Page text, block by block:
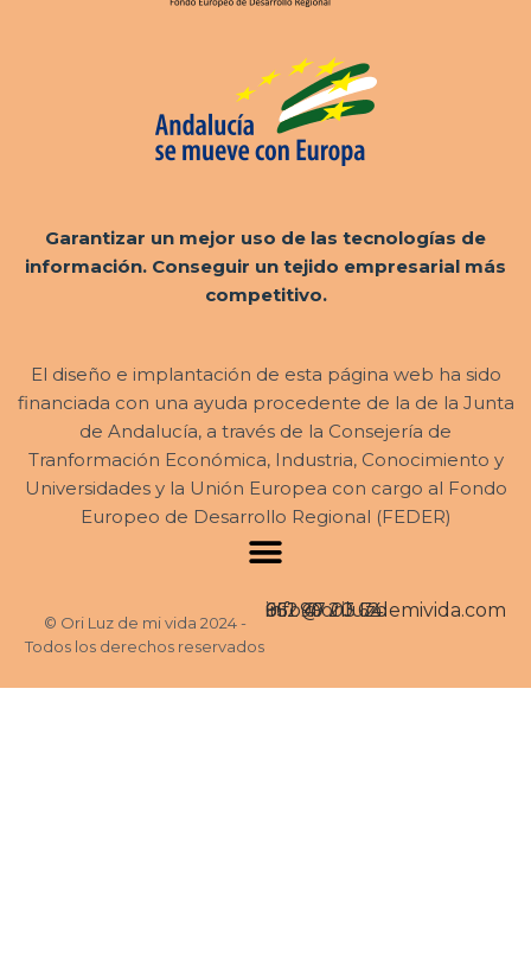
Garantizar un mejor uso de las tecnologías de
información. Conseguir un tejido empresarial más
competitivo.
El diseño e implantación de esta página web ha sido
financiada con una ayuda procedente de la de la Junta
de Andalucía, a través de la Consejería de
Tranformación Económica, Industria, Conocimiento y
Universidades y la Unión Europea con cargo al Fondo
Europeo de Desarrollo Regional (FEDER)
© Ori Luz de mi vida 2024 -
Todos los derechos reservados
662 47 03 74
951 99 20 62
info@oriluzdemivida.com